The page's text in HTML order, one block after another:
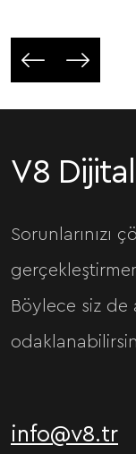
V8
Sorunlarınızı
Böylece siz de
info@v8.tr